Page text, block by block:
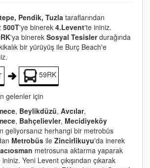
Pendik, Tuzla taraflarından
500T'ye binerek 4.Levent'te ininiz.
'ya binerek Sosyal Tesislerdurağında
bir yürüyüş ile Burç Beach'e
59RK
gelenler için
, Beylikdüzü, Avcılar,
, Bahçelievler, Mecidiyeköy
geliyorsanız herhangi bir metrobüs
Metrobüs ile Zincirlikuyu'da inerek
metrosuna aktarma yaparak
Yeni Levent çıkışından çıkarak